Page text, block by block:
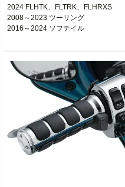
2014～2024 トライク（CVO含む）
2016～2024 ソフテイル
Harley Davidson（ハーレーダビッド
ソン）
2024 FLHTK、FLTRK、FLHRXS
2008～2023 ツーリング
2016～2024 ソフテイル
2014～2024 トライク